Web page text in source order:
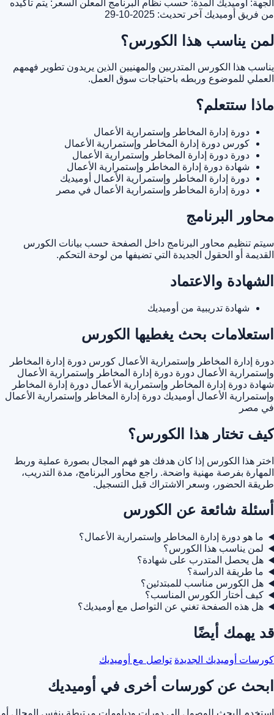
الجهة: أوميديك المدة: حسب نظام البرنامج المعلن السعر: يتم تأكيده
من فريق أوميديك آخر تحديث: 2025-10-29
لمن يناسب هذا الكورس؟
يناسب هذا الكورس المتدربين والمهنيين الذين يريدون تطوير فهمهم
العملي للموضوع وربطه باحتياجات سوق العمل.
ماذا ستتعلم؟
دورة إدارة المخاطر وإستمرارية الأعمال
كورس دورة إدارة المخاطر وإستمرارية الأعمال
دورة دورة إدارة المخاطر وإستمرارية الأعمال
شهادة دورة إدارة المخاطر وإستمرارية الأعمال
دورة إدارة المخاطر وإستمرارية الأعمال أوميديك
دورة إدارة المخاطر وإستمرارية الأعمال في مصر
محاور البرنامج
سيتم تنظيم محاور البرنامج داخل الصفحة حسب بيانات الكورس
القديمة أو الحقول الجديدة التي تضيفها من لوحة التحكم.
الشهادة والاعتماد
شهادة تدريبية من أوميديك
استعلامات بحث يغطيها الكورس
دورة إدارة المخاطر وإستمرارية الأعمال كورس دورة إدارة المخاطر
وإستمرارية الأعمال دورة دورة إدارة المخاطر وإستمرارية الأعمال
شهادة دورة إدارة المخاطر وإستمرارية الأعمال دورة إدارة المخاطر
وإستمرارية الأعمال أوميديك دورة إدارة المخاطر وإستمرارية الأعمال
في مصر
كيف تختار هذا الكورس؟
اختر هذا الكورس إذا كان هدفك هو فهم المجال بصورة عملية وربط
المهارة بفرصة مهنية واضحة. راجع محاور البرنامج، مدة التدريب،
طريقة الحضور، وسعر الاشتراك قبل التسجيل.
أسئلة شائعة عن الكورس
ما هو دورة إدارة المخاطر وإستمرارية الأعمال؟
لمن يناسب هذا الكورس؟
هل يحصل المتدرب على شهادة؟
ما طريقة الدراسة؟
هل الكورس مناسب للمبتدئين؟
كيف أختار الكورس المناسب؟
هل هذه الصفحة تغني عن التواصل مع أوميديك؟
قد يهمك أيضًا
كورسات أوميديك الجديدة تواصل مع أوميديك
ابحث عن كورسات أخرى في أوميديك
استخدم البحث للوصول إلى دورات ودبلومات مرتبطة بنفس المجال أو